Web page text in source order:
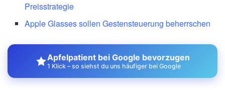
Preisstrategie
Apple Glasses sollen Gestensteuerung beherrschen
Apfelpatient bei Google bevorzugen
1 Klick – so siehst du uns häufiger bei Google